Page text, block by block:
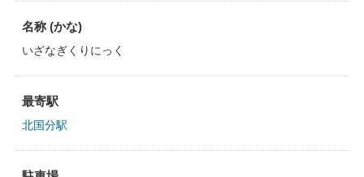
名称 (かな)
いざなぎくりにっく
最寄駅
北国分駅